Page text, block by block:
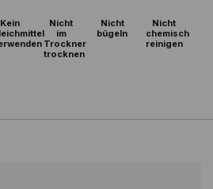
Kein
Nicht
im
Trockner
trocknen
Nicht
bügeln
Nicht
chemisch
reinigen